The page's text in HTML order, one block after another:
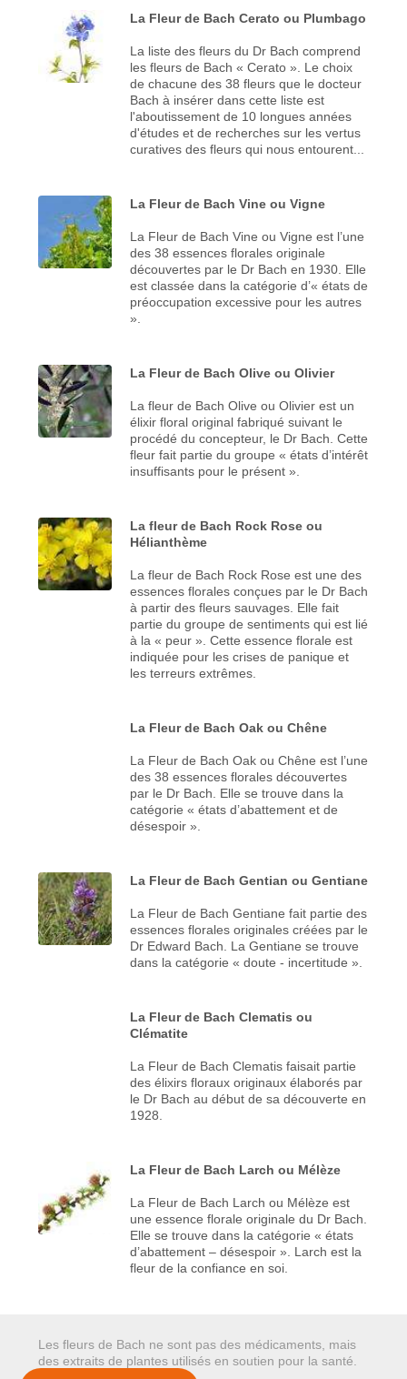
La Fleur de Bach Cerato ou Plumbago
La liste des fleurs du Dr Bach comprend
les fleurs de Bach « Cerato ». Le choix
de chacune des 38 fleurs que le docteur
Bach à insérer dans cette liste est
l'aboutissement de 10 longues années
d'études et de recherches sur les vertus
curatives des fleurs qui nous entourent...
La Fleur de Bach Vine ou Vigne
La Fleur de Bach Vine ou Vigne est l’une
des 38 essences florales originale
découvertes par le Dr Bach en 1930. Elle
est classée dans la catégorie d’« états de
préoccupation excessive pour les autres
».
La Fleur de Bach Olive ou Olivier
La fleur de Bach Olive ou Olivier est un
élixir floral original fabriqué suivant le
procédé du concepteur, le Dr Bach. Cette
fleur fait partie du groupe « états d’intérêt
insuffisants pour le présent ».
La fleur de Bach Rock Rose ou
Hélianthème
La fleur de Bach Rock Rose est une des
essences florales conçues par le Dr Bach
à partir des fleurs sauvages. Elle fait
partie du groupe de sentiments qui est lié
à la « peur ». Cette essence florale est
indiquée pour les crises de panique et
les terreurs extrêmes.
La Fleur de Bach Oak ou Chêne
La Fleur de Bach Oak ou Chêne est l’une
des 38 essences florales découvertes
par le Dr Bach. Elle se trouve dans la
catégorie « états d’abattement et de
désespoir ».
La Fleur de Bach Gentian ou Gentiane
La Fleur de Bach Gentiane fait partie des
essences florales originales créées par le
Dr Edward Bach. La Gentiane se trouve
dans la catégorie « doute - incertitude ».
La Fleur de Bach Clematis ou
Clématite
La Fleur de Bach Clematis faisait partie
des élixirs floraux originaux élaborés par
le Dr Bach au début de sa découverte en
1928.
La Fleur de Bach Larch ou Mélèze
La Fleur de Bach Larch ou Mélèze est
une essence florale originale du Dr Bach.
Elle se trouve dans la catégorie « états
d’abattement – désespoir ». Larch est la
fleur de la confiance en soi.
Les fleurs de Bach ne sont pas des médicaments, mais
des extraits de plantes utilisés en soutien pour la santé.